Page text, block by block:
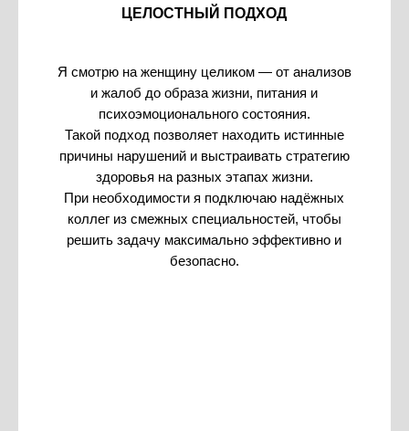
ЦЕЛОСТНЫЙ ПОДХОД
Я смотрю на женщину целиком — от анализов
и жалоб до образа жизни, питания и
психоэмоционального состояния.
Такой подход позволяет находить истинные
причины нарушений и выстраивать стратегию
здоровья на разных этапах жизни.
При необходимости я подключаю надёжных
коллег из смежных специальностей, чтобы
решить задачу максимально эффективно и
безопасно.